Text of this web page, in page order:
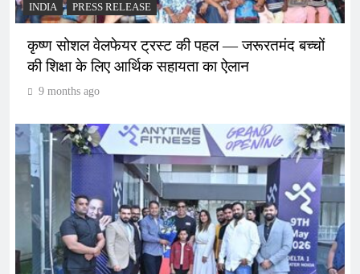
INDIA PRESS RELEASE
कृष्ण सोशल वेलफेयर ट्रस्ट की पहल — जरूरतमंद बच्चों
की शिक्षा के लिए आर्थिक सहायता का ऐलान
9 months ago